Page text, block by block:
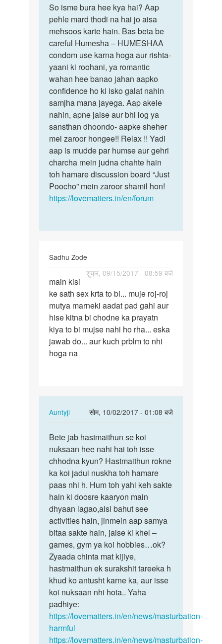
to
Aunty
ji…
by
mohnish
So
isme
bura
hee
kya
hai?…
So isme bura hee kya hai? Aap
pehle mard thodi na hai jo aisa
mehsoos karte hain. Bas beta be
careful Humesha – HUMESHAA
condom use karna hoga aur rishta-
yaani ki roohani, ya romantic
wahan hee banao jahan aapko
confidence ho ki isko galat nahin
samjha mana jayega. Aap akele
nahin, apne jaise aur bhi log ya
sansthan dhoondo- aapke sheher
mei zaroor hongee!! Relax !! Yadi
aap is mudde par humse aur gehri
charcha mein judna chahte hain
toh hamare discussion board “Just
Poocho” mein zaroor shamil hon!
https://lovematters.in/en/forum
Sadhu Zode
शुक्र, 09/15/2017 - 08:59 बजे
main
kisi
ke
sath
sex
krta…
main kisi
ke sath sex krta to bi... muje roj-roj
mutya marneki aadat pad gahi aur
hise kitna bi chodne ka prayatn
kiya to bi mujse nahi ho rha... eska
jawab do... aur kuch prblm to nhi
hoga na
Auntyji
सोम, 10/02/2017 - 01:08 बजे
In
to
main
kisi
ke
sath
sex
krta…
by
Sadhu
Zode
Bete
jab
hastmaithun
se
koi…
Bete jab hastmaithun se koi
nuksaan hee nahi hai toh isse
chhodna kyun? Hastmaithun rokne
ka koi jadui nuskha toh hamare
paas nhi h. Hum toh yahi keh sakte
hain ki doosre kaaryon main
dhyaan lagao,aisi bahut see
activities hain, jinmein aap samya
bitaa sakte hain, jaise ki khel –
games, gym ya koi hobbies…ok?
Zyaada chinta mat kijiye,
hastmaithun ek surakshit tareeka h
khud ko antusht karne ka, aur isse
koi nuksaan nhi hota.. Yaha
padhiye:
https://lovematters.in/en/news/masturbation-
harmful
https://lovematters.in/en/news/masturbation-